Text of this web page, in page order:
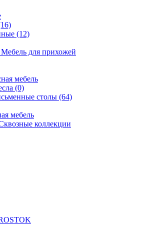
(12)
Мебель для прихожей
мебель
(0)
столы (64)
мебель
коллекции